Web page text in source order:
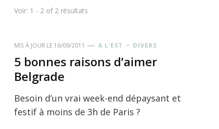
Voir: 1 - 2 of 2 résultats
MIS À JOUR LE 16/09/2011 A L'EST DIVERS
5 bonnes raisons d’aimer
Belgrade
Besoin d’un vrai week-end dépaysant et
festif à moins de 3h de Paris ?